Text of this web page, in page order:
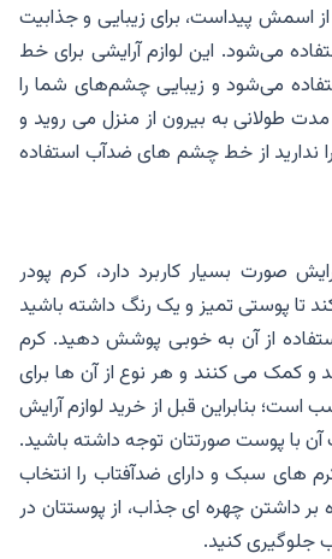
پیداست، برای زیبایی و جذابیت
می‌شود. این لوازم آرایشی برای خط
می‌شود و زیبایی چشم‌های شما را
مدت طولانی به بیرون از منزل می روید و
ندارید از خط چشم های ضدآب استفاده
صورت بسیار کاربرد دارد، کرم پودر
تا پوستی تمیز و یک رنگ داشته باشید
استفاده از آن به خوبی پوشش دهید. کرم
و کمک می کنند و هر نوع از آن ها برای
بنابراین قبل از خرید لوازم آرایش
آن با پوست صورتتان توجه داشته باشید.
های سبک و دارای ضدآفتاب را انتخاب
بر داشتن چهره ای جذاب، از پوستتان در
جلوگیری کنید.